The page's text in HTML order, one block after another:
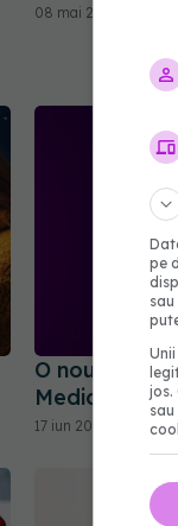
08 mai 2026, 17:46
O nouă
Medicii,
17 iun 2025, 19:40
pe
jos.